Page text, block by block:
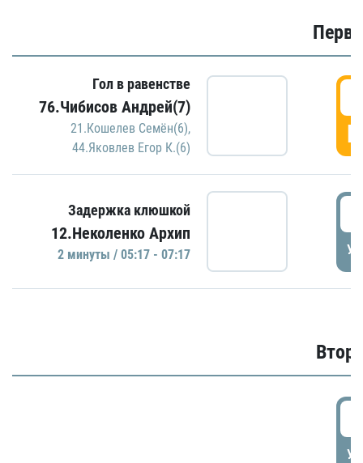
Гол в равенстве
76.Чибисов Андрей(7)
21.Кошелев Семён(6),
44.Яковлев Егор К.(6)
Задержка клюшкой
12.Неколенко Архип
2 минуты / 05:17 - 07:17